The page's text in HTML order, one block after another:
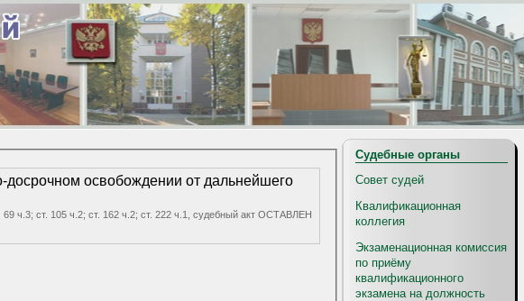
досрочном освобождении от дальнейшего
ч.3; ст. 105 ч.2; ст. 162 ч.2; ст. 222 ч.1, судебный акт ОСТАВЛЕН
Судебные органы
Совет судей
Квалификационная
коллегия
Экзаменационная комиссия
по приёму
квалификационного
экзамена на должность